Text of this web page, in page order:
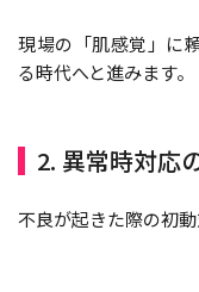
現場の「肌感覚」に
る時代へと進みます。
2. 異常時対応
不良が起きた際の初